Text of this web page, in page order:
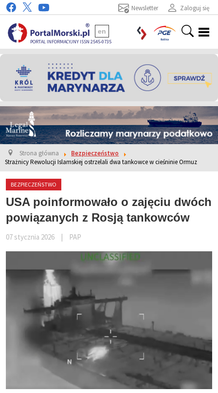
Zaloguj się
Newsletter
PORTAL INFORMACYJNY ISSN 2545-0735
en
Strona główna
Bezpieczeństwo
Strażnicy Rewolucji Islamskiej ostrzelali dwa tankowce w cieśninie Ormuz
BEZPIECZEŃSTWO
USA poinformowało o zajęciu dwóch
powiązanych z Rosją tankowców
07 stycznia 2026 PAP